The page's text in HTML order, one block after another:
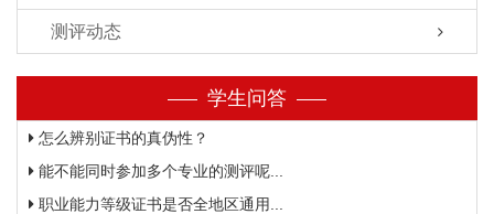
测评动态
学生问答
怎么辨别证书的真伪性？
能不能同时参加多个专业的测评呢...
职业能力等级证书是否全地区通用...